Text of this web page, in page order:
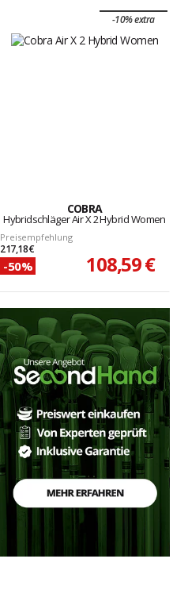
-10% extra
COBRA
Hybridschläger Air X 2 Hybrid Women
Preisempfehlung
217,18 €
-50% 108,59 €